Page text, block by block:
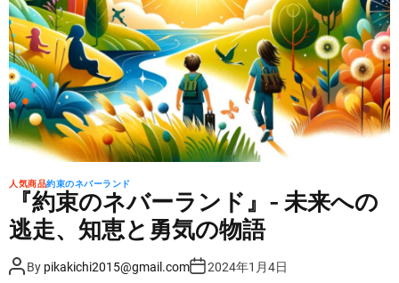
e
人気商品約束のネバーランド
『約束のネバーランド』- 未来への
逃走、知恵と勇気の物語
P
o
By pikakichi2015@gmail.comP
o
2024年1月4日